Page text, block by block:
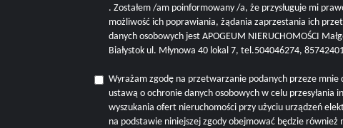
. Zostałem /am poinformowany /a, że przysługuje mi
możliwość ich poprawiania, żądania zaprzestania ich
danych osobowych jest APOGEUM NIERUCHOMOŚCI
Białystok ul. Młynowa 40 lokal 7, tel.504046274,
Wyrażam zgodę na przetwarzanie podanych przeze mnie
ustawą o ochronie danych osobowych w celu przesyłania
wyszukania ofert nieruchomości przy użyciu urządzeń
na podstawie niniejszej zgody obejmować będzie również